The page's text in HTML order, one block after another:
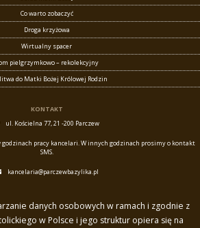
Co warto zobaczyć
Droga krzyżowa
Wirtualny spacer
pielgrzymkowo – rekolekcyjny
do Matki Bożej Królowej Rodzin
KONTAKT
ul. Kościelna 77, 21 -200 Parczew
godzinach pracy kancelari. W innych godzinach prosimy o kontakt
SMS.
kancelaria@parczewbazylika.pl
danych osobowych w ramach i zgodnie z
w Polsce i jego struktur opiera się na